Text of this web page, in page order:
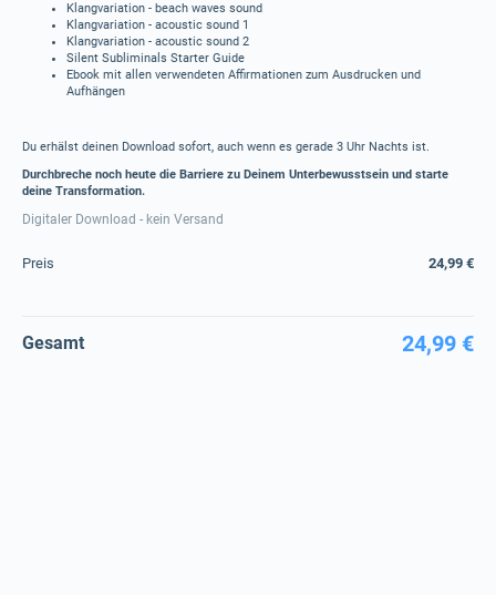
Klangvariation - beach waves sound
Klangvariation - acoustic sound 1
Klangvariation - acoustic sound 2
Silent Subliminals Starter Guide
Ebook mit allen verwendeten Affirmationen zum Ausdrucken und
Aufhängen
Du erhälst deinen Download sofort, auch wenn es gerade 3 Uhr Nachts ist.
Durchbreche noch heute die Barriere zu Deinem Unterbewusstsein und starte
deine Transformation.
Digitaler Download - kein Versand
Preis 24,99 €
Gesamt 24,99 €